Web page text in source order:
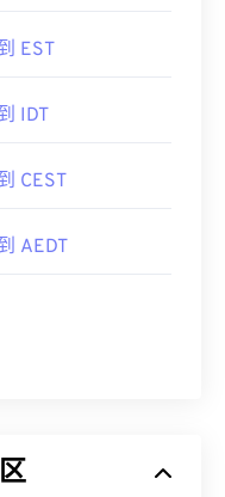
EST
IDT
CEST
AEDT